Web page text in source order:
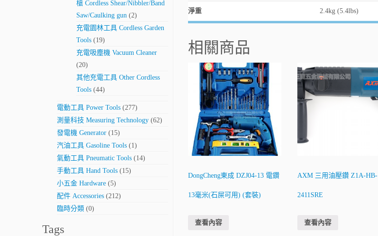
槍 Cordless Shear/Nibbler/Band
Saw/Caulking gun (2)
充電園林工具 Cordless Garden
Tools (19)
充電吸塵機 Vacuum Cleaner
(20)
其他充電工具 Other Cordless
Tools (44)
電動工具 Power Tools (277)
測量科技 Measuring Technology (62)
發電機 Generator (15)
汽油工具 Gasoline Tools (1)
氣動工具 Pneumatic Tools (14)
手動工具 Hand Tools (15)
小五金 Hardware (5)
配件 Accessories (212)
臨時分類 (0)
Tags
淨重 2.4kg (5.4lbs)
相關商品
DongCheng東成 DZJ04-13 電鑽
13毫米(石屎可用) (套裝)
查看內容
AXM 三用油壓鑽 Z1A-HB-
2411SRE
查看內容